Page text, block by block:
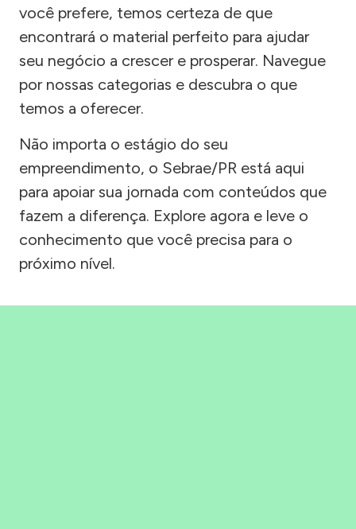
você prefere, temos certeza de que
encontrará o material perfeito para ajudar
seu negócio a crescer e prosperar. Navegue
por nossas categorias e descubra o que
temos a oferecer.
Não importa o estágio do seu
empreendimento, o Sebrae/PR está aqui
para apoiar sua jornada com conteúdos que
fazem a diferença. Explore agora e leve o
conhecimento que você precisa para o
próximo nível.